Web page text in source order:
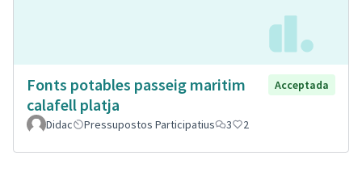
Fonts potables passeig maritim
calafell platja
Acceptada
Didac Pressupostos Participatius 3 2